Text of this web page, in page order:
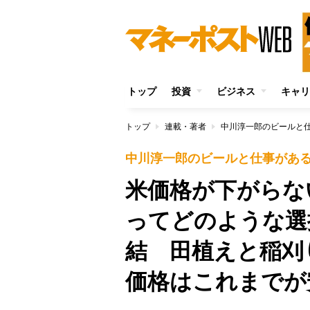
トップ 投資 ビジネス キャ
トップ 連載・著者 中川淳一郎のビールと
中川淳一郎のビールと仕事があ
米価格が下がら
ってどのような
結 田植えと稲刈
価格はこれまでが